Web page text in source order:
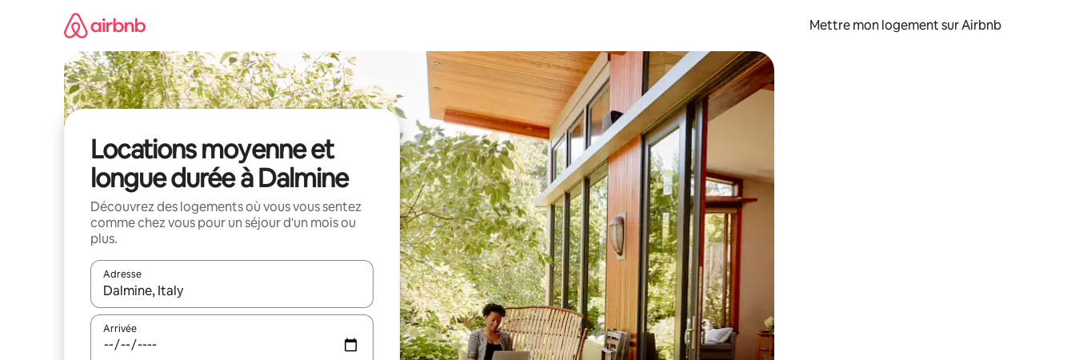
Mettre mon logement sur Airbnb
Locations moyenne et
longue durée à Dalmine
Découvrez des logements où vous vous sentez
comme chez vous pour un séjour d'un mois ou
plus.
Adresse
Lorsque les résultats s'affichent, utilisez les flèches vers le haut et vers le bas pour les parcourir ou en appuyant et en faisant glisser.
Arrivée